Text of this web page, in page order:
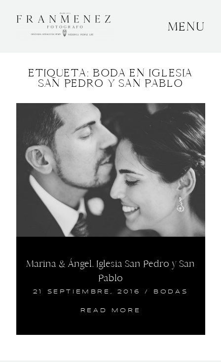
MENU
ETIQUETA: BODA EN IGLESIA
SAN PEDRO Y SAN PABLO
Marina & Ángel. Iglesia San Pedro y San
Pablo
21 SEPTIEMBRE, 2016 / BODAS
READ MORE
SOBRE MÍ
CONTACTO
OTROS
GRANADA, ESPAÑA
+34 652592145